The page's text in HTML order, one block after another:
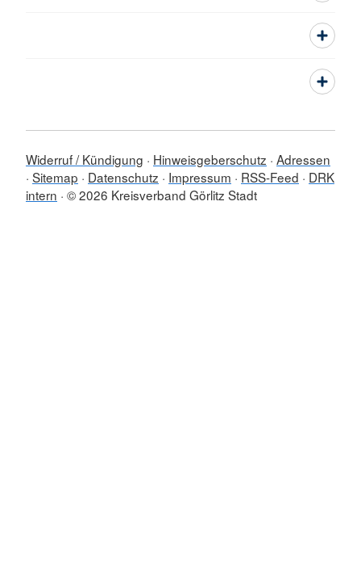
Widerruf / Kündigung Hinweisgeberschutz Adressen
Sitemap
Datenschutz Impressum RSS-Feed
DRK
intern © 2026 Kreisverband Görlitz Stadt